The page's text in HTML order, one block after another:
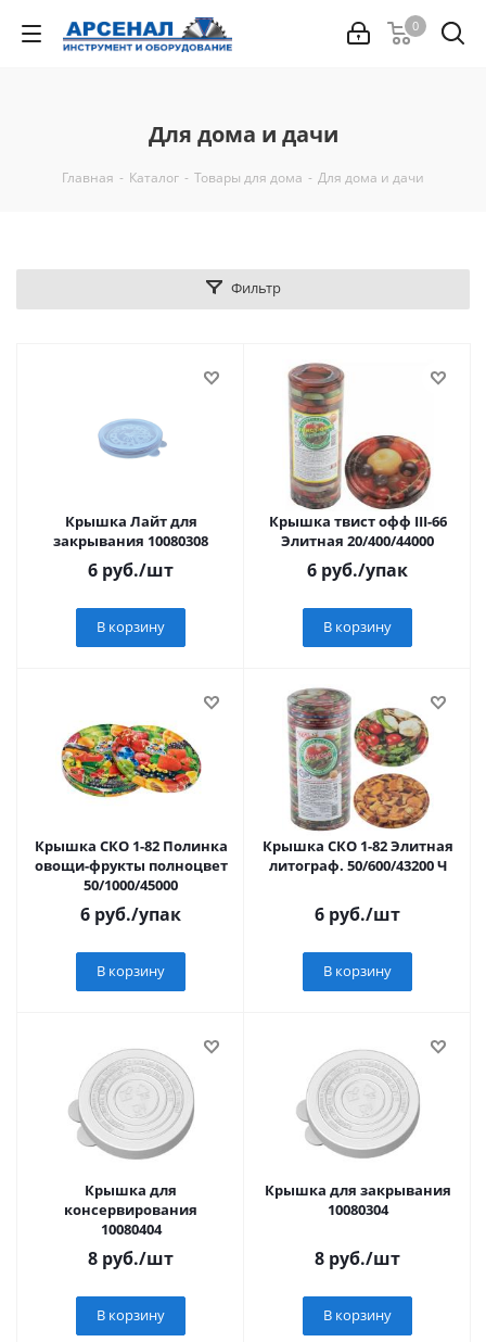
0
Для дома и дачи
Главная - Каталог - Товары для дома - Для дома и дачи
Фильтр
Крышка Лайт для
закрывания 10080308
6 руб./шт
В корзину
Крышка твист офф III-66
Элитная 20/400/44000
6 руб./упак
В корзину
Крышка СКО 1-82 Полинка
овощи-фрукты полноцвет
50/1000/45000
6 руб./упак
В корзину
Крышка СКО 1-82 Элитная
литограф. 50/600/43200 Ч
6 руб./шт
В корзину
Крышка для
консервирования
10080404
8 руб./шт
В корзину
Крышка для закрывания
10080304
8 руб./шт
В корзину